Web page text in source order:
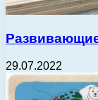
29.07.2022